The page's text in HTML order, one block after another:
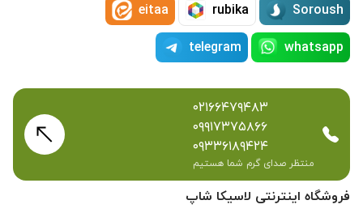
فروشگاه اینترنتی لاسیکا شاپ
Soroush
rubika
eitaa
whatsapp
telegram
۰۲۱۶۶۴۷۹۴۸۳
۰۹۹۱۷۳۷۵۸۶۶
۰۹۳۳۶۱۸۹۴۲۴
منتظر صدای گرم شما هستیم